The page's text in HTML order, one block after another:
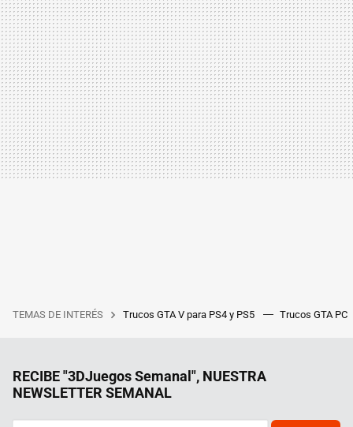
TEMAS DE INTERÉS Trucos GTA V para PS4 y PS5 Trucos GTA PC
RECIBE "3DJuegos Semanal", NUESTRA
NEWSLETTER SEMANAL